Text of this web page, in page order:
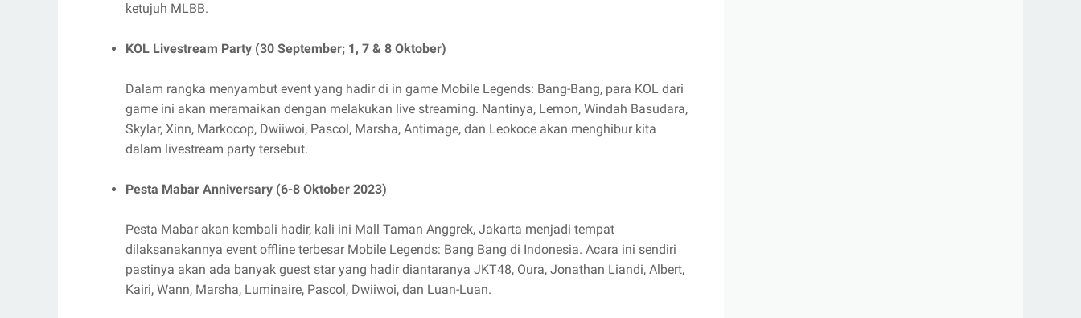
ketujuh MLBB.
KOL Livestream Party (30 September; 1, 7 & 8 Oktober)
Dalam rangka menyambut event yang hadir di in game Mobile Legends: Bang-Bang, para KOL dari
game ini akan meramaikan dengan melakukan live streaming. Nantinya, Lemon, Windah Basudara,
Skylar, Xinn, Markocop, Dwiiwoi, Pascol, Marsha, Antimage, dan Leokoce akan menghibur kita
dalam livestream party tersebut.
Pesta Mabar Anniversary (6-8 Oktober 2023)
Pesta Mabar akan kembali hadir, kali ini Mall Taman Anggrek, Jakarta menjadi tempat
dilaksanakannya event offline terbesar Mobile Legends: Bang Bang di Indonesia. Acara ini sendiri
pastinya akan ada banyak guest star yang hadir diantaranya JKT48, Oura, Jonathan Liandi, Albert,
Kairi, Wann, Marsha, Luminaire, Pascol, Dwiiwoi, dan Luan-Luan.